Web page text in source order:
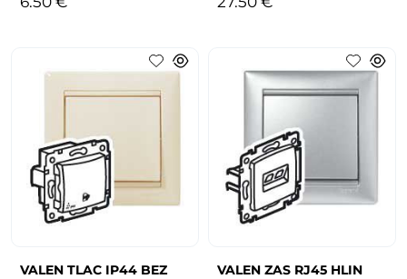
VALEN TLAC IP44 BEZ
VALEN ZAS RJ45 HLIN